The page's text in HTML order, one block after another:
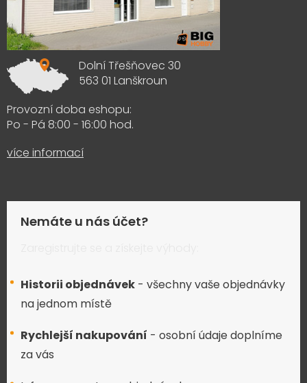
Dolní Třešňovec 30
563 01 Lanškroun
Provozní doba eshopu:
Po - Pá 8:00 - 16:00 hod.
více informací
Nemáte u nás účet?
Historii objednávek - všechny vaše objednávky
na jednom místě
Rychlejší nakupování - osobní údaje doplníme
za vás